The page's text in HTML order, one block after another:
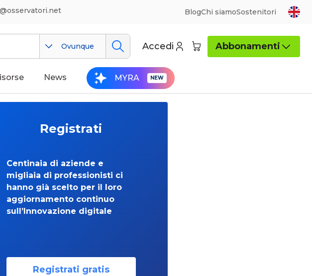
BlogChi siamoSostenitori
Ovunque Accedi Abbonamenti
News MYRA
Registrati
Centinaia di aziende e
migliaia di professionisti ci
hanno già scelto per il loro
aggiornamento continuo
sull’Innovazione digitale
Registrati gratis